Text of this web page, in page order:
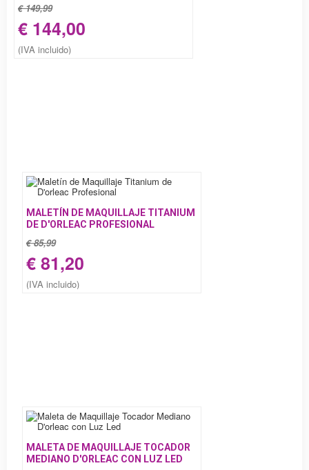
€ 149,99
€ 144,00
(IVA incluido)
MALETÍN DE MAQUILLAJE TITANIUM
DE D'ORLEAC PROFESIONAL
€ 85,99
€ 81,20
(IVA incluido)
MALETA DE MAQUILLAJE TOCADOR
MEDIANO D'ORLEAC CON LUZ LED